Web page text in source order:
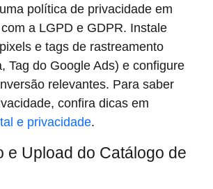
política de privacidade em
a LGPD e GDPR. Instale
e tags de rastreamento
Tag do Google Ads) e configure
relevantes. Para saber
confira dicas em
e privacidade.
e Upload do Catálogo de